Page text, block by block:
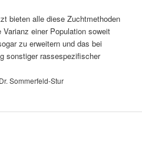
bieten alle diese Zuchtmethoden
einer Population soweit
zu erweitern und das bei
sonstiger rassespezifischer
Sommerfeld-Stur